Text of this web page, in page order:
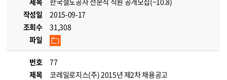
작성일
2015-09-17
조회수
31,308
파일
번호
77
제목
코레일로지스(주) 2015년 제2차 채용공고